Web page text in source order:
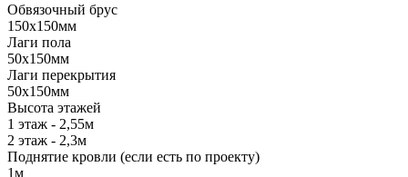
Обвязочный брус
150х150мм
Лаги пола
50х150мм
Лаги перекрытия
50х150мм
Высота этажей
1 этаж - 2,55м
2 этаж - 2,3м
Поднятие кровли (если есть по проекту)
1м